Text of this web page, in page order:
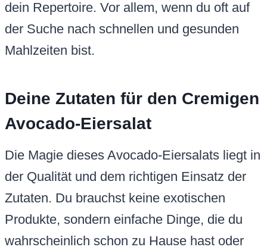
dein Repertoire. Vor allem, wenn du oft auf
der Suche nach schnellen und gesunden
Mahlzeiten bist.
Deine Zutaten für den Cremigen
Avocado-Eiersalat
Die Magie dieses Avocado-Eiersalats liegt in
der Qualität und dem richtigen Einsatz der
Zutaten. Du brauchst keine exotischen
Produkte, sondern einfache Dinge, die du
wahrscheinlich schon zu Hause hast oder